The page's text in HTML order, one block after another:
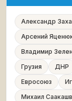
Александр
Арсений
Владимир
Грузия
ДНР
Евросоюз
Михаил